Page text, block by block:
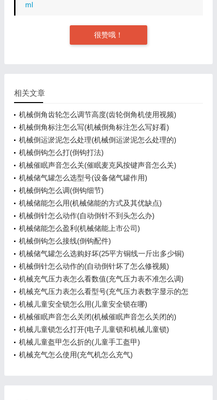
ml
很赞哦！
相关文章
机械倒角齿轮怎么调节高度(齿轮倒角机使用视频)
机械倒角标注怎么写(机械倒角标注怎么写好看)
机械倒运淤泥怎么处理(机械倒运淤泥怎么处理的)
机械倒钩怎么打(倒钩打法)
机械催眠声音怎么关(催眠麦克风按键声音怎么关)
机械储气罐怎么选型号(设备储气罐作用)
机械倒钩怎么调(倒钩细节)
机械储能怎么用(机械储能的方式及其优缺点)
机械倒针怎么动作(自动倒针不到头怎么办)
机械储能怎么盈利(机械储能上市公司)
机械倒钩怎么接线(倒钩配件)
机械储气罐怎么选购好坏(25平方铜线一斤出多少铜)
机械倒针怎么动作的(自动倒针坏了怎么修视频)
机械充气压力表怎么看数值(充气压力表不准怎么调)
机械充气压力表怎么看型号(充气压力表数字显示的怎
么用)
机械儿童安全锁怎么用(儿童安全锁在哪)
机械催眠声音怎么关闭(机械催眠声音怎么关闭的)
机械儿童锁怎么打开(电子儿童锁和机械儿童锁)
机械儿童盔甲怎么折的(儿童手工盔甲)
机械充气怎么使用(充气机怎么充气)